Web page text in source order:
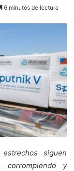
6 minutos de lectura
siguen
corrompiendo y